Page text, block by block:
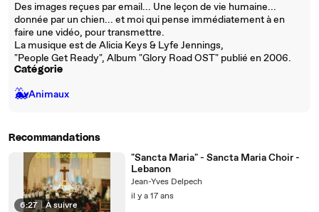
Des images reçues par email... Une leçon de vie humaine...
donnée par un chien... et moi qui pense immédiatement à en
faire une vidéo, pour transmettre.
La musique est de Alicia Keys & Lyfe Jennings,
"People Get Ready", Album "Glory Road OST" publié en 2006.
Catégorie
🐳Animaux
Recommandations
6:27 | À suivre
"Sancta Maria" - Sancta Maria Choir -
Lebanon
Jean-Yves Delpech
il y a 17 ans